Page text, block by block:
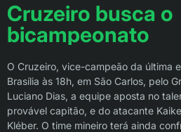
Cruzeiro busca o
bicampeonato
O Cruzeiro, vice-campeão da última
Brasília às 18h, em São Carlos, pelo
Luciano Dias, a equipe aposta no
provável capitão, e do atacante
Kléber. O time mineiro terá ainda